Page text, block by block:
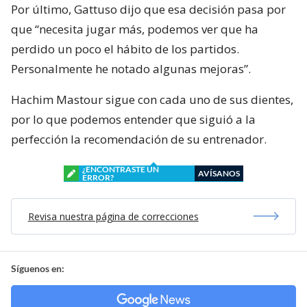
Por último, Gattuso dijo que esa decisión pasa por
que “necesita jugar más, podemos ver que ha
perdido un poco el hábito de los partidos.
Personalmente he notado algunas mejoras”.
Hachim Mastour sigue con cada uno de sus dientes,
por lo que podemos entender que siguió a la
perfección la recomendación de su entrenador.
¿ENCONTRASTE UN
ERROR?
AVÍSANOS
Revisa nuestra página de correcciones
Síguenos en: